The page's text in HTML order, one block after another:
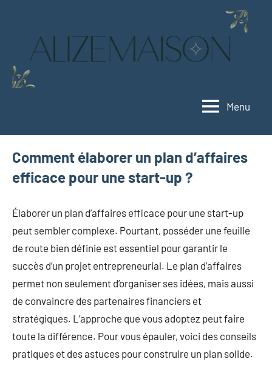
vert
Menu
Comment élaborer un plan d’affaires
efficace pour une start-up ?
Élaborer un plan d’affaires efficace pour une start-up
peut sembler complexe. Pourtant, posséder une feuille
de route bien définie est essentiel pour garantir le
succès d’un projet entrepreneurial. Le plan d’affaires
permet non seulement d’organiser ses idées, mais aussi
de convaincre des partenaires financiers et
stratégiques. L’approche que vous adoptez peut faire
toute la différence. Pour vous épauler, voici des conseils
pratiques et des astuces pour construire un plan solide.